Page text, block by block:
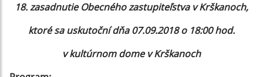
18. zasadnutie Obecného zastupiteľstva v Krškanoch,
ktoré sa uskutoční dňa 07.09.2018 o 18:00 hod.
v kultúrnom dome v Krškanoch